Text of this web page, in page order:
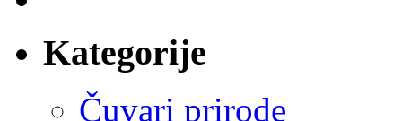
Kategorije
Čuvari prirode